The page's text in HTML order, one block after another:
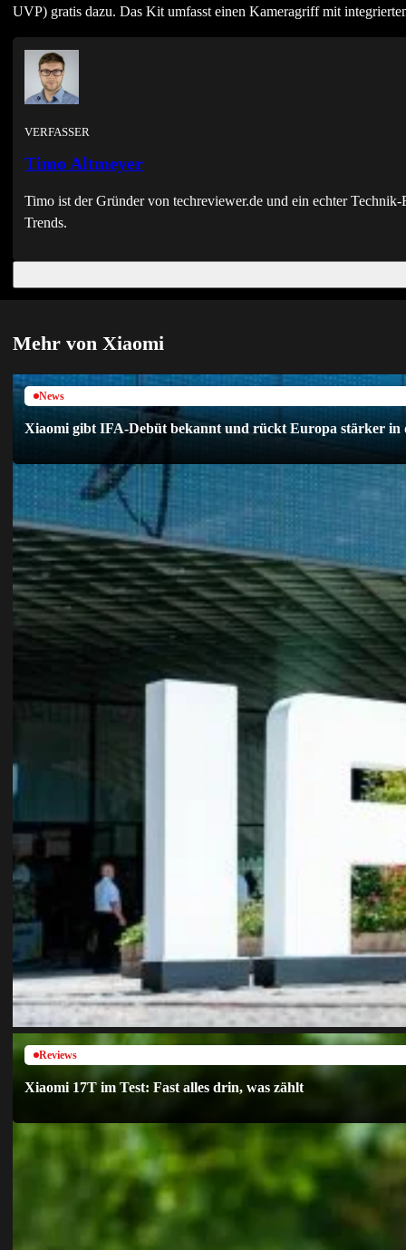
UVP) gratis dazu. Das Kit umfasst einen Kameragriff mit
VERFASSER
Timo Altmeyer
Timo ist der Gründer von techreviewer.de und ein echter
Trends.
Mehr von Xiaomi
News
Xiaomi gibt IFA-Debüt bekannt und rückt Europa stärker in
Reviews
Xiaomi 17T im Test: Fast alles drin, was zählt